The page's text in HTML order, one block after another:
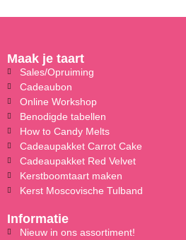
Maak je taart
Sales/Opruiming
Cadeaubon
Online Workshop
Benodigde tabellen
How to Candy Melts
Cadeaupakket Carrot Cake
Cadeaupakket Red Velvet
Kerstboomtaart maken
Kerst Moscovische Tulband
Informatie
Nieuw in ons assortiment!